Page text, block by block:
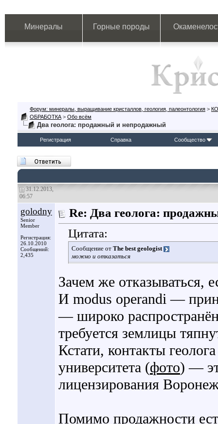
Минералы Горные породы
Форум: минералы, выращивание кристаллов, геология, палеонтология >
ОБРАБОТКА > Обо всём
Два геолога: продажный и непродажный
Регистрация Справка Сообщество
31.12.2013,
06:57
golodny
Senior
Member
Регистрация:
26.10.2010
Сообщений:
2,435
Re: Два геолога:
Цитата:
Сообщение от The best geologist
можно и отказаться
Зачем же отказываться,
И modus operandi —
— широко
требуется землицы
Кстати, контакты
университета (фото) —
лицензирования
Помимо продажности